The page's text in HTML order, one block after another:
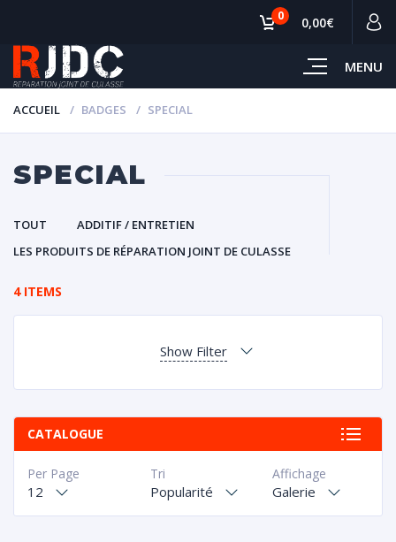
MENU
0 0,00€
ACCUEIL BADGES SPECIAL
SPECIAL
TOUT
ADDITIF / ENTRETIEN
LES PRODUITS DE RÉPARATION JOINT DE CULASSE
4 ITEMS
Show Filter
CATALOGUE
Affichage
Galerie
Tri
Popularité
Per Page
12